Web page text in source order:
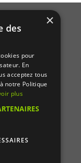
×
des
pour
En
acceptez tous
notre Politique
plus